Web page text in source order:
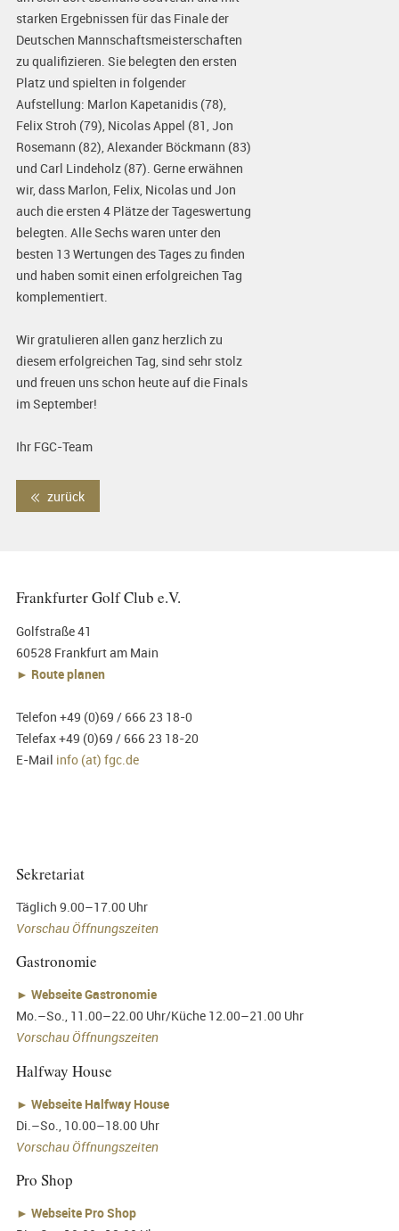
starken Ergebnissen für das Finale der
Deutschen Mannschaftsmeisterschaften
zu qualifizieren. Sie belegten den ersten
Platz und spielten in folgender
Aufstellung: Marlon Kapetanidis (78),
Felix Stroh (79), Nicolas Appel (81, Jon
Rosemann (82), Alexander Böckmann (83)
und Carl Lindeholz (87). Gerne erwähnen
wir, dass Marlon, Felix, Nicolas und Jon
auch die ersten 4 Plätze der Tageswertung
belegten. Alle Sechs waren unter den
besten 13 Wertungen des Tages zu finden
und haben somit einen erfolgreichen Tag
komplementiert.
Wir gratulieren allen ganz herzlich zu
diesem erfolgreichen Tag, sind sehr stolz
und freuen uns schon heute auf die Finals
im September!
Ihr FGC-Team
zurück
Frankfurter Golf Club e.V.
Golfstraße 41
60528 Frankfurt am Main
► Route planen
Telefon +49 (0)69 / 666 23 18-0
Telefax +49 (0)69 / 666 23 18-20
E-Mail info (at) fgc.de
Sekretariat
Täglich 9.00–17.00 Uhr
Vorschau Öffnungszeiten
Gastronomie
► Webseite Gastronomie
Mo.–So., 11.00–22.00 Uhr/Küche 12.00–21.00 Uhr
Vorschau Öffnungszeiten
Halfway House
► Webseite Halfway House
Di.–So., 10.00–18.00 Uhr
Vorschau Öffnungszeiten
Pro Shop
► Webseite Pro Shop